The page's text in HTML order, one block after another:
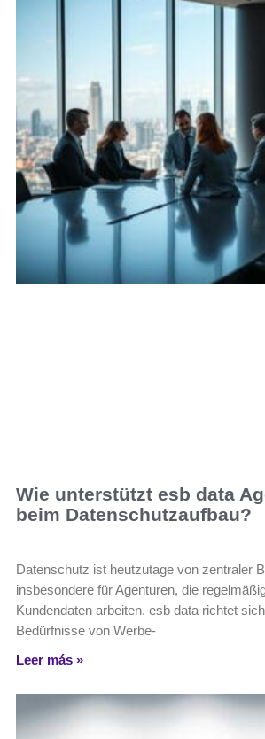
Wie unterstützt esb data
beim Datenschutzaufbau?
Datenschutz ist heutzutage von zentraler
insbesondere für Agenturen, die
Kundendaten arbeiten. esb data richtet
Bedürfnisse von Werbe-
Leer más »